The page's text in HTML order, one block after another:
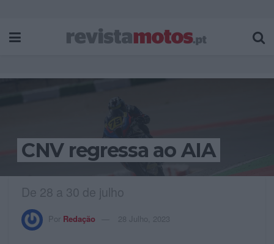
CNV regressa ao AIA
De 28 a 30 de julho
Por Redação 28 Julho, 2023